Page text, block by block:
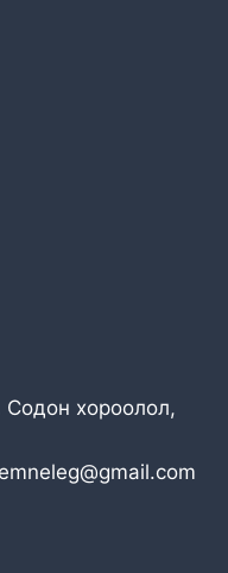
хороолол,